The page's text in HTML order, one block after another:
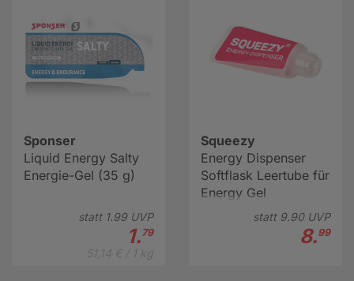
Sponser
Liquid Energy Salty
Energie-Gel (35 g)
statt 1.99UVP
1.79
Squeezy
Energy Dispenser
Softflask Leertube für
Energy Gel
statt 9.90UVP
8.99